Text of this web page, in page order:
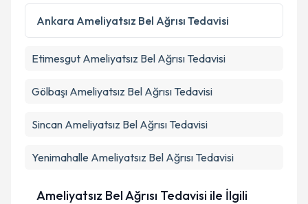
Metni
'ni okudum ve kişisel verilerimin belirtilen
kapsamda işlenmesini kabul ediyorum.
Ankara Ameliyatsız Bel Ağrısı Tedavisi
Etimesgut Ameliyatsız Bel Ağrısı Tedavisi
Gölbaşı Ameliyatsız Bel Ağrısı Tedavisi
Sincan Ameliyatsız Bel Ağrısı Tedavisi
Yenimahalle Ameliyatsız Bel Ağrısı Tedavisi
Ameliyatsız Bel Ağrısı Tedavisi ile İlgili